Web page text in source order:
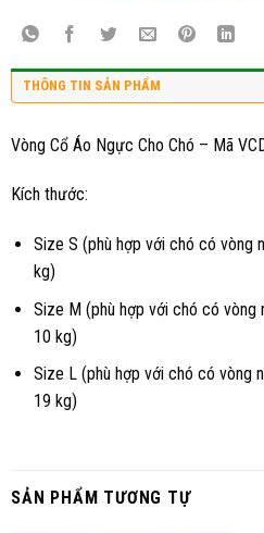
THÔNG TIN SẢN PHẨM
Vòng Cổ Áo Ngực Cho Chó – Mã
Kích thước:
Size S (phù hợp với chó có vòng
kg)
Size M (phù hợp với chó có
10 kg)
Size L (phù hợp với chó có vòng
19 kg)
SẢN PHẨM TƯƠNG TỰ